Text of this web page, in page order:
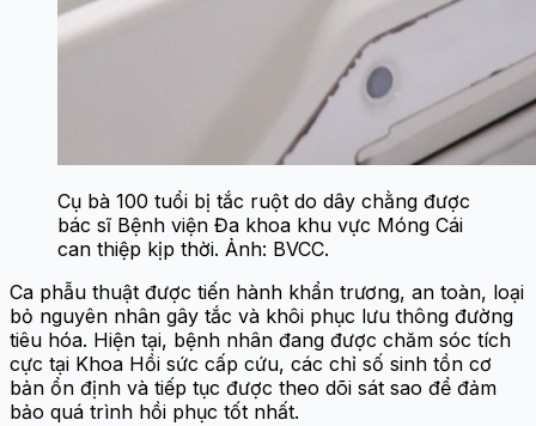
Cụ bà 100 tuổi bị tắc ruột do dây chằng được
bác sĩ Bệnh viện Đa khoa khu vực Móng Cái
can thiệp kịp thời. Ảnh: BVCC.
Ca phẫu thuật được tiến hành khẩn trương, an toàn, loại
bỏ nguyên nhân gây tắc và khôi phục lưu thông đường
tiêu hóa. Hiện tại, bệnh nhân đang được chăm sóc tích
cực tại Khoa Hồi sức cấp cứu, các chỉ số sinh tồn cơ
bản ổn định và tiếp tục được theo dõi sát sao để đảm
bảo quá trình hồi phục tốt nhất.